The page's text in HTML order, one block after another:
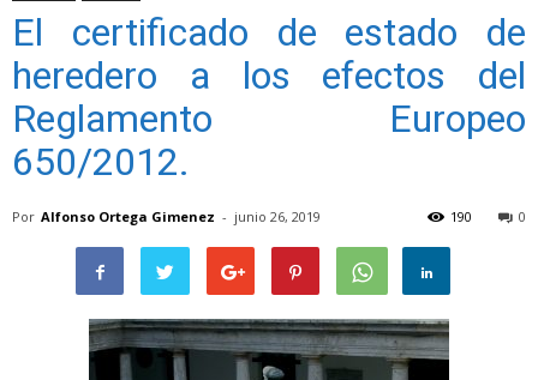
El certificado de estado de
heredero a los efectos del
Reglamento Europeo
650/2012.
Por Alfonso Ortega Gimenez - junio 26, 2019 0
190